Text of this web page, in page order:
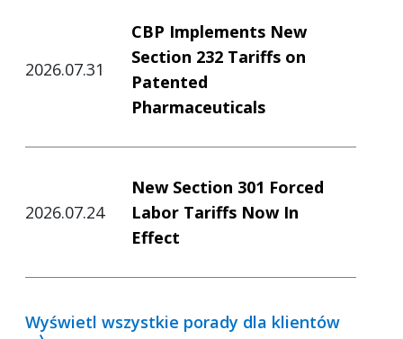
2026.07.31
CBP Implements New
Section 232 Tariffs on
Patented
Pharmaceuticals
2026.07.24
New Section 301 Forced
Labor Tariffs Now In
Effect
Wyświetl wszystkie porady dla klientów